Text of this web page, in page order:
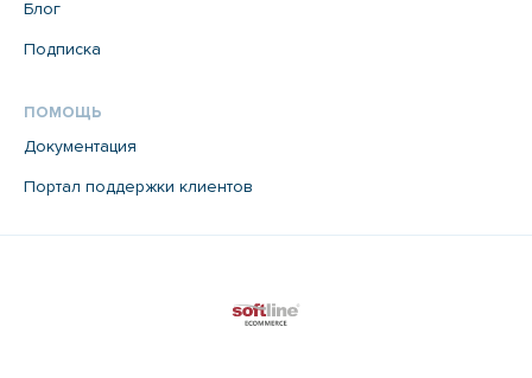
Блог
Подписка
ПОМОЩЬ
Документация
Портал поддержки клиентов